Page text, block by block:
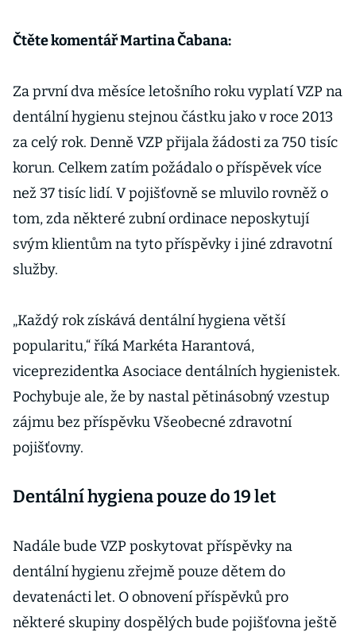
Čtěte komentář Martina Čabana:
Za první dva měsíce letošního roku vyplatí VZP na
dentální hygienu stejnou částku jako v roce 2013
za celý rok. Denně VZP přijala žádosti za 750 tisíc
korun. Celkem zatím požádalo o příspěvek více
než 37 tisíc lidí. V pojišťovně se mluvilo rovněž o
tom, zda některé zubní ordinace neposkytují
svým klientům na tyto příspěvky i jiné zdravotní
služby.
„Každý rok získává dentální hygiena větší
popularitu,“ říká Markéta Harantová,
viceprezidentka Asociace dentálních hygienistek.
Pochybuje ale, že by nastal pětinásobný vzestup
zájmu bez příspěvku Všeobecné zdravotní
pojišťovny.
Dentální hygiena pouze do 19 let
Nadále bude VZP poskytovat příspěvky na
dentální hygienu zřejmě pouze dětem do
devatenácti let. O obnovení příspěvků pro
některé skupiny dospělých bude pojišťovna ještě